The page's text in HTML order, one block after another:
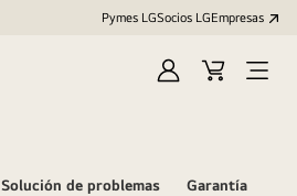
Pymes LGSocios LGEmpresas
IniciarCarritoOpen
Solución de problemas Garantía